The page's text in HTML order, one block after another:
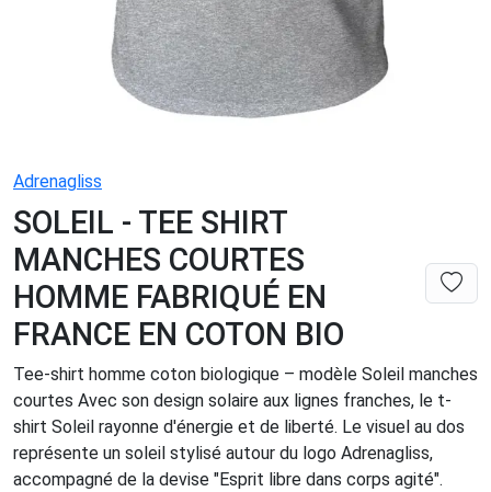
Adrenagliss
SOLEIL - TEE SHIRT
MANCHES COURTES
HOMME FABRIQUÉ EN
FRANCE EN COTON BIO
Tee-shirt homme coton biologique – modèle Soleil manches
courtes Avec son design solaire aux lignes franches, le t-
shirt Soleil rayonne d'énergie et de liberté. Le visuel au dos
représente un soleil stylisé autour du logo Adrenagliss,
accompagné de la devise "Esprit libre dans corps agité".